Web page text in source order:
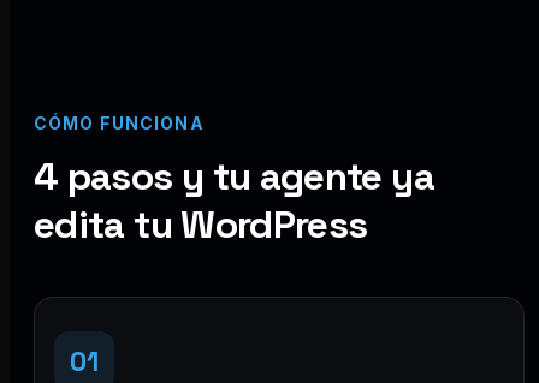
CÓMO FUNCIONA
4 pasos y tu agente ya
edita tu WordPress
01